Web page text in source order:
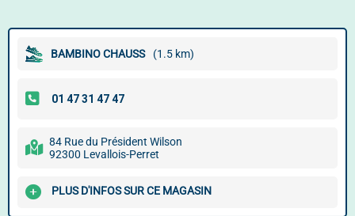
BAMBINO CHAUSS (1.5 km)
84 Rue du Président Wilson
92300 Levallois-Perret
PLUS D'INFOS SUR CE MAGASIN